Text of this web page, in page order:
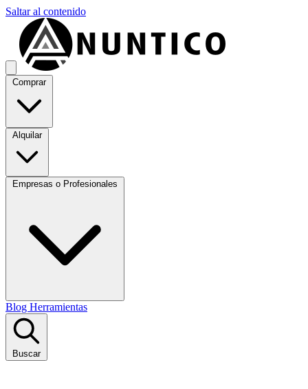
Saltar al contenido
Comprar
Alquilar
Empresas o Profesionales
Blog Herramientas
Buscar